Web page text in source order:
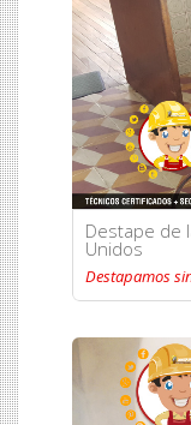
Destape de
Unidos
Destapamos